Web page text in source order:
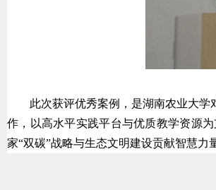
此次获评优秀案例，是湖南农业大
作，以高水平实践平台与优质教学资源
家“双碳”战略与生态文明建设贡献智慧力